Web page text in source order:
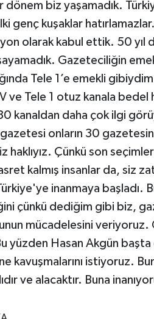
dönem biz yaşamadık.
genç kuşaklar
olarak kabul ettik. 50 yıl
Gazeteciliğin
Tele 1’e emekli
ve Tele 1 otuz kanala bedel
kanaldan daha çok ilgi
onların 30
haklıyız. Çünkü son
kalmış insanlar da, siz
inanmaya başladı.
çünkü dediğim gibi biz,
mücadelesini veriyoruz.
yüzden Hasan Akgün başta
kavuşmalarını istiyoruz.
ve alacaktır. Buna